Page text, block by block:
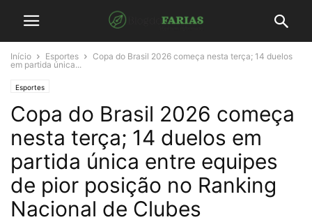
Início Esportes
Copa do Brasil 2026 começa nesta terça; 14 duelos
em partida única...
Esportes
Copa do Brasil 2026 começa
nesta terça; 14 duelos em
partida única entre equipes
de pior posição no Ranking
Nacional de Clubes